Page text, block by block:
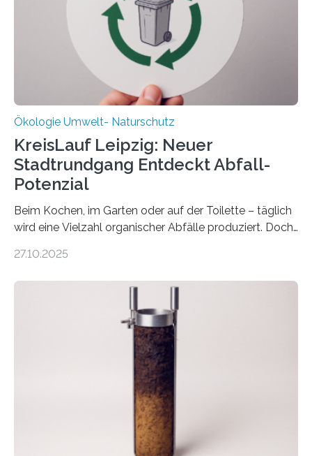
Forschungsprojekt an der Universität Oldenburg für
zwei weitere Jahre mit rund 1,2 Millionen Euro. „Wir
freuen uns sehr über…
Ökologie Umwelt- Naturschutz
KreisLauf Leipzig: Neuer
Stadtrundgang Entdeckt Abfall-
Potenzial
Beim Kochen, im Garten oder auf der Toilette – täglich
wird eine Vielzahl organischer Abfälle produziert. Doch
Potenzial nur dann entfalten können, wenn sie in
Veränderung der Wirtschaft wichtig ist, zeigt der vom
Deutschen Biomasseforschungszentrum und der
Stadtreinigung Leipzig konzipierte und am 24. Oktober
2025 offiziell eingeweihte Stadtrundgang „KreisLauf“. Er
ist ab sofort im Leipziger Stadtgebiet…
27.10.2025